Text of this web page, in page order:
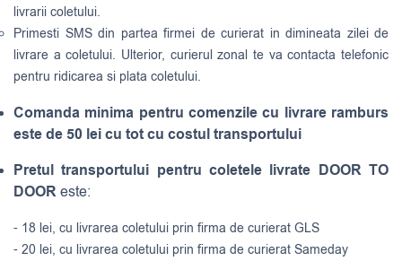
livrarii coletului.
Primesti SMS din partea firmei de curierat in dimineata zilei de
livrare a coletului. Ulterior, curierul zonal te va contacta telefonic
pentru ridicarea si plata coletului.
Comanda minima pentru comenzile cu livrare ramburs
este de 50 lei cu tot cu costul transportului
Pretul transportului pentru coletele livrate DOOR TO
DOOReste:
- 18 lei, cu livrarea coletului prin firma de curierat GLS
- 20 lei, cu livrarea coletului prin firma de curierat Sameday